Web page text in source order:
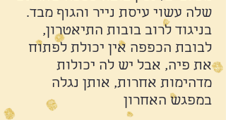
שלה עשוי עיסת נייר והגוף מבד.
בניגוד לרוב בובות התיאטרון,
לבובת הכפפה אין יכולת לפתוח
את פיה, אבל יש לה יכולות
מדהימות אחרות, אותן נגלה
במפגש האחרון